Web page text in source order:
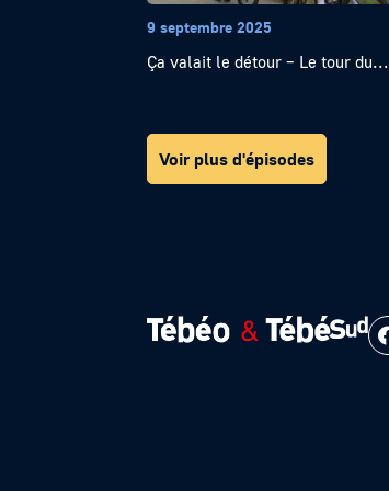
9 septembre 2025
Ça valait le détour – Le tour du...
Voir plus d'épisodes